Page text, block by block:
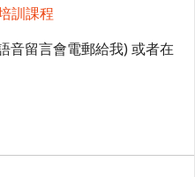
訓課程
音留言會電郵給我) 或者在